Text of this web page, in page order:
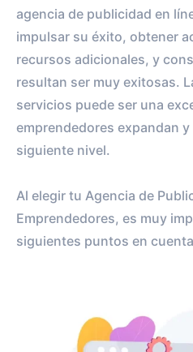
agencia de publicidad en
impulsar su éxito, obtener
recursos adicionales, y
resultan ser muy exitosas.
servicios puede ser una
emprendedores expandan
siguiente nivel.
Al elegir tu Agencia de
Emprendedores, es muy
siguientes puntos en